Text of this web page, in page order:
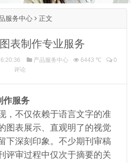
服务中心 正文
表制作专业服务
产品服务中心 6443 ℃
0
评论
作服务
，不仅依赖于语言文字的准
图表展示、直观明了的视觉
下深刻印象。不少期刊审稿
评审过程中仅次于摘要的关